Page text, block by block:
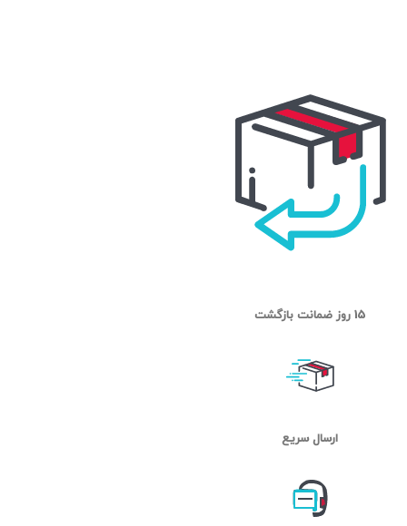
15 روز ضمانت بازگشت
ارسال سریع